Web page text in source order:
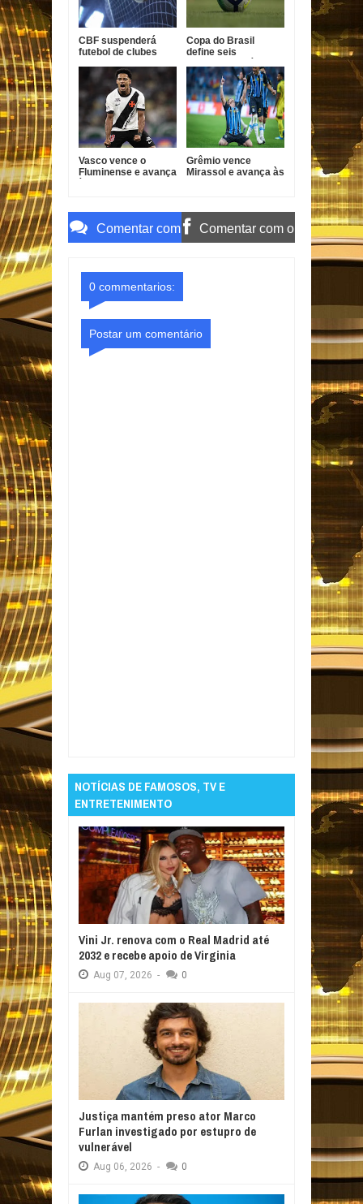
CBF suspenderá
futebol de clubes
Mundo de 2027
Copa do Brasil
define seis
quartas de final
Vasco vence o
Fluminense e avança
Grêmio vence
Mirassol e avança às
Comentar com Comentar com o
0 commentarios:
Postar um comentário
NOTÍCIAS DE FAMOSOS, TV E
ENTRETENIMENTO
Vini Jr. renova com o Real Madrid até
2032 e recebe apoio de Virginia
Aug 07, 2026 - 0
Justiça mantém preso ator Marco
Furlan investigado por estupro de
vulnerável
Aug 06, 2026 - 0